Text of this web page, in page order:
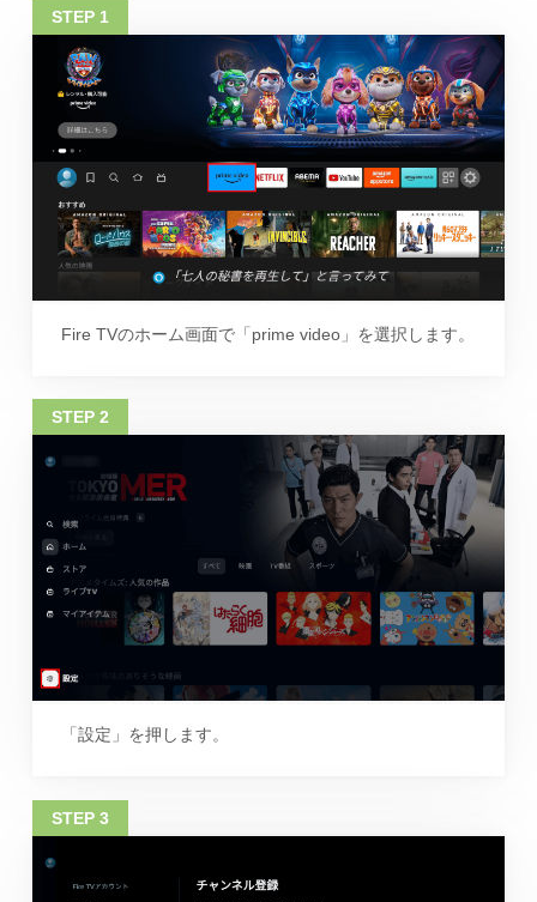
Fire TVのホーム画面で「prime video」を選択します。
「設定」を押します。